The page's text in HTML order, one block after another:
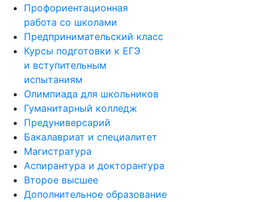
Профориентационная
работа со школами
Предпринимательский класс
Курсы подготовки к ЕГЭ
и вступительным
испытаниям
Олимпиада для школьников
Гуманитарный колледж
Предуниверсарий
Бакалавриат и специалитет
Магистратура
Аспирантура и докторантура
Второе высшее
Дополнительное образование